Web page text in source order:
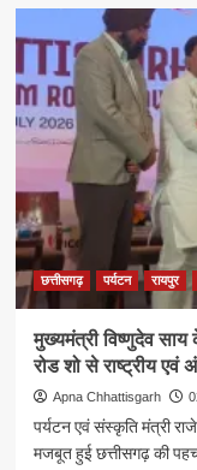
और
खुशहाली
की
कामना
ब्रह्माकुमारीज़,
अंबिकापुर
मुक्त
युवा,
विकसित
भारत
संकल्प
अभियान’
कार्यक्रम
संस्कृति
एवं
धर्मस्व
श्री
राजेश
छत्तीसगढ़ पर्यटन रायपुर
मुख्यमंत्री विष्णुदेव
रोड शो से राष्ट्रीय एवं
Apna Chhattisgarh
पर्यटन एवं संस्कृति मंत्री
मजबूत हुई छत्तीसगढ़ की